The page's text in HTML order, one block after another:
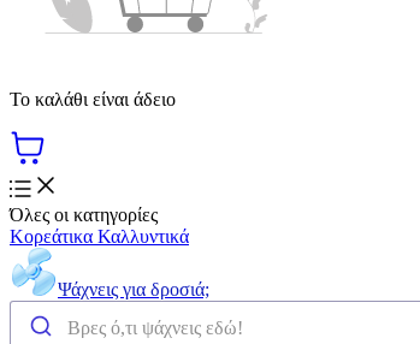
Το καλάθι είναι άδειο
Όλες οι κατηγορίες
Κορεάτικα Καλλυντικά
Ψάχνεις για δροσιά;